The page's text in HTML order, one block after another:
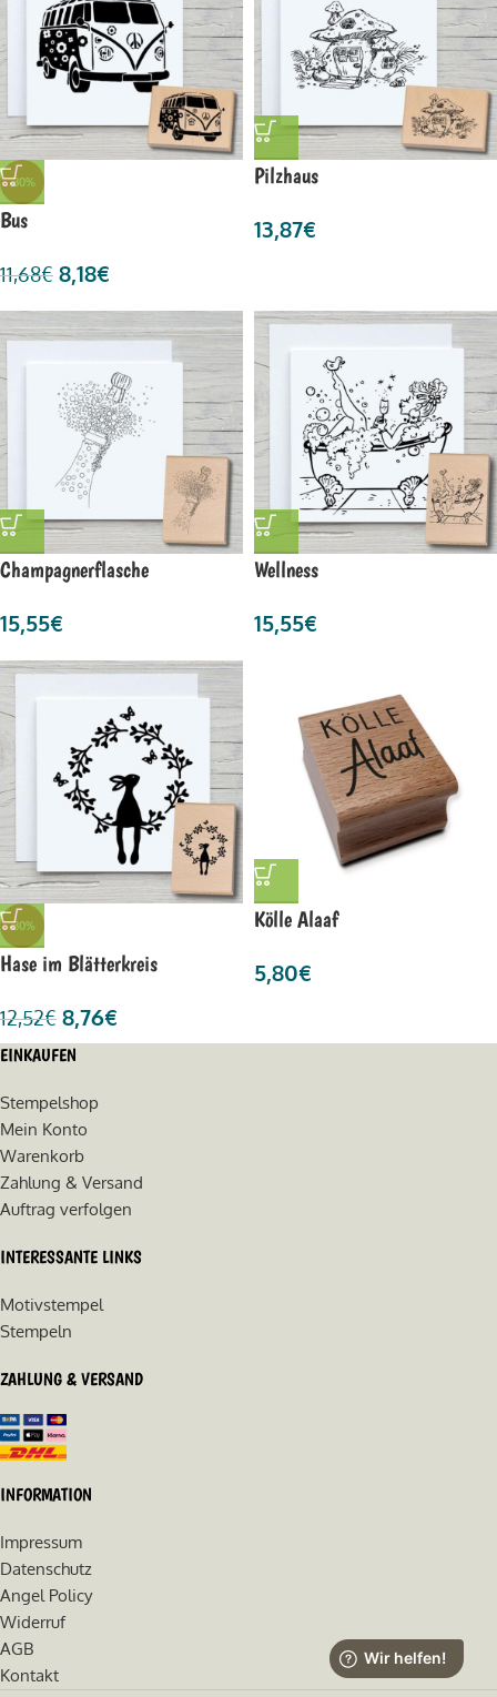
-30%
Bus
11,68€ 8,18€
Pilzhaus
13,87€
Champagnerflasche
15,55€
Wellness
15,55€
-30%
Hase im Blätterkreis
12,52€ 8,76€
Kölle Alaaf
5,80€
EINKAUFEN
Stempelshop
Mein Konto
Warenkorb
Zahlung & Versand
Auftrag verfolgen
INTERESSANTE LINKS
Motivstempel
Stempeln
ZAHLUNG & VERSAND
INFORMATION
Impressum
Datenschutz
Angel Policy
Widerruf
AGB
Kontakt